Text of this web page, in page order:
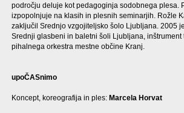
področju deluje kot pedagoginja sodobnega plesa.
izpopolnjuje na klasih in plesnih seminarjih. Rožle
zaključil Srednjo vzgojiteljsko šolo Ljubljana. 2005
Srednji glasbeni in baletni šoli Ljubljana, inštrument
pihalnega orkestra mestne občine Kranj.
upoČASnimo
Koncept, koreografija in ples: Marcela Horvat